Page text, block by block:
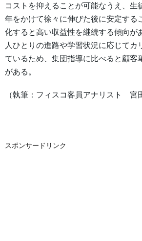
コストを抑えることが可能なうえ、生
年をかけて徐々に伸びた後に安定する
化すると高い収益性を継続する傾向が
人ひとりの進路や学習状況に応じてカ
ているため、集団指導に比べると顧客
がある。
（執筆：フィスコ客員アナリスト 宮
スポンサードリンク